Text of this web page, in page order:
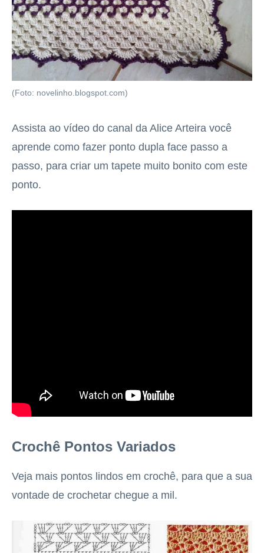
(Foto: novelinho.blogspot.com)
Assista ao vídeo do canal da Alice Arteira você
aprende como fazer ponto dupla face passo a
passo, para criar um tapete muito bonito com este
ponto.
Crochê Pontos Variados
Veja mais pontos lindos em crochê, para que a sua
vontade de crochetar chegue a mil.